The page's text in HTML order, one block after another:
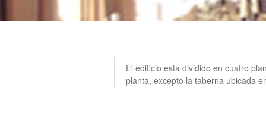
El edificio está dividido en cuatro
planta, excepto la taberna ubicada